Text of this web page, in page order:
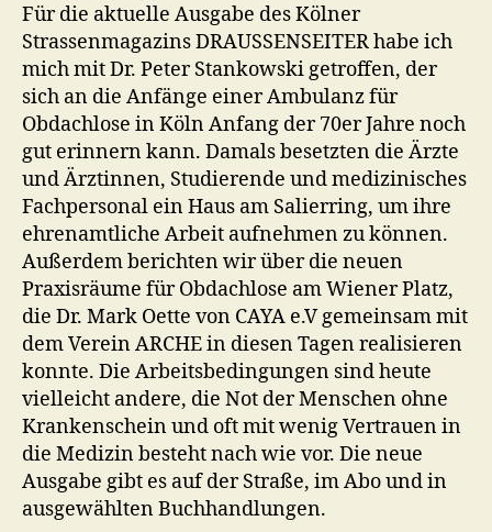
Für die aktuelle Ausgabe des Kölner
Strassenmagazins DRAUSSENSEITER habe ich
mich mit Dr. Peter Stankowski getroffen, der
sich an die Anfänge einer Ambulanz für
Obdachlose in Köln Anfang der 70er Jahre noch
gut erinnern kann. Damals besetzten die Ärzte
und Ärztinnen, Studierende und medizinisches
Fachpersonal ein Haus am Salierring, um ihre
ehrenamtliche Arbeit aufnehmen zu können.
Außerdem berichten wir über die neuen
Praxisräume für Obdachlose am Wiener Platz,
die Dr. Mark Oette von CAYA e.V gemeinsam mit
dem Verein ARCHE in diesen Tagen realisieren
konnte. Die Arbeitsbedingungen sind heute
vielleicht andere, die Not der Menschen ohne
Krankenschein und oft mit wenig Vertrauen in
die Medizin besteht nach wie vor. Die neue
Ausgabe gibt es auf der Straße, im Abo und in
ausgewählten Buchhandlungen.